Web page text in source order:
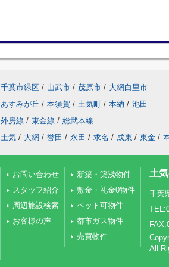
千葉市緑区 / 山武市 / 茂原市 / 大網白里市
あすみが丘 / 本須賀 / 土気町 / 本納 / 池田
外房線 / 東金線 / 総武本線
土気 / 大網 / 誉田 / 永田 / 求名 / 成東 / 東金 /
お問い合わせ
スタッフ紹介
周辺施設検索
お客様の声
新築・築浅物件
敷金・礼金0物件
ペット可物件
都市ガス物件
売買物件
土
千葉
All